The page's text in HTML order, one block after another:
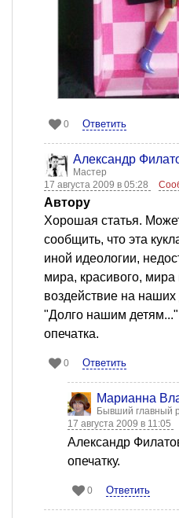
0 Ответить
Александр
Мастер
17 августа 2009 в 05:28
Автору
Хорошая статья.
сообщить, что эта
иной идеологии,
мира, красивого,
воздействие на наших
"Долго нашим детям..."
опечатка.
0 Ответить
Марианна
Бывший главный
17 августа 2009 в 11:05
Александр
опечатку.
0 Ответить